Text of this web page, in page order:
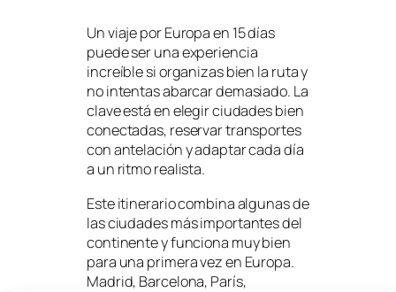
Un viaje por Europa en 15 días
puede ser una experiencia
increíble si organizas bien la ruta y
no intentas abarcar demasiado. La
clave está en elegir ciudades bien
conectadas, reservar transportes
con antelación y adaptar cada día
a un ritmo realista.
Este itinerario combina algunas de
las ciudades más importantes del
continente y funciona muy bien
para una primera vez en Europa.
Madrid, Barcelona, París,